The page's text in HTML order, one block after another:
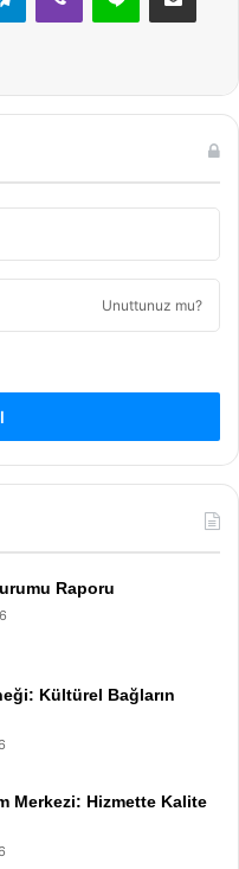
Unuttunuz mu?
Raporu
Kültürel Bağların
Merkezi: Hizmette Kalite